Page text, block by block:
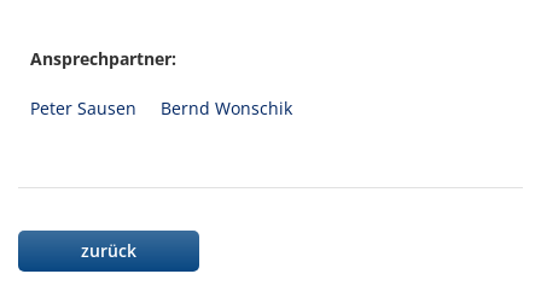
Ansprechpartner:
Peter Sausen Bernd Wonschik
zurück